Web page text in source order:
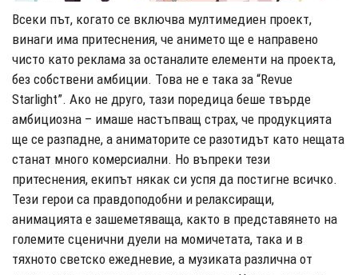
Всеки път, когато се включва мултимедиен проект,
винаги има притеснения, че анимето ще е направено
чисто като реклама за останалите елементи на проекта,
без собствени амбиции. Това не е така за “Revue
Starlight”. Ако не друго, тази поредица беше твърде
амбициозна – имаше настъпващ страх, че продукцията
ще се разпадне, а аниматорите се разотидът като нещата
станат много комерсиални. Но въпреки тези
притеснения, екипът някак си успя да постигне всичко.
Тези герои са правдоподобни и релаксиращи,
анимацията е зашеметяваща, както в представянето на
големите сценични дуели на момичетата, така и в
тяхното светско ежедневие, а музиката различна от